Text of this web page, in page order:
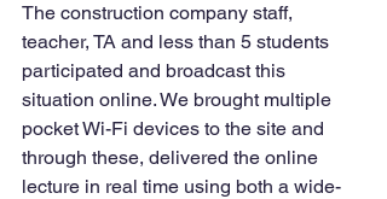
The construction company staff,
teacher, TA and less than 5 students
participated and broadcast this
situation online. We brought multiple
pocket Wi-Fi devices to the site and
through these, delivered the online
lecture in real time using both a wide-